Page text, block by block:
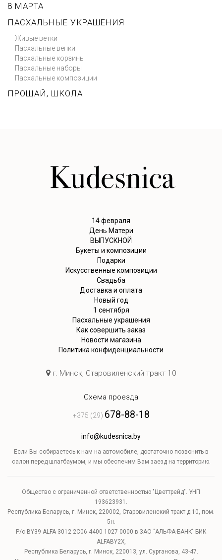
8 МАРТА
ПАСХАЛЬНЫЕ УКРАШЕНИЯ
Живые ветки
Пасхальные венки
Пасхальные корзины
Пасхальные наборы
Пасхальные композиции
ПРОЩАЙ, ШКОЛА
14 февраля
День Матери
ВЫПУСКНОЙ
Букеты и композиции
Подарки
Искусственные композиции
Свадьба
Доставка и оплата
Новый год
1 сентября
Пасхальные украшения
Как совершить заказ
Новости магазина
Политика конфиденциальности
г. Минск, Старовиленский тракт 10
Схема проезда
+375 (29) 678-88-18
info@kudesnica.by
Если Вы собираетесь к нам на автомобиле, достаточно позвонить в
салон перед шлагбаумом, и мы обеспечим Вам заезд на территорию.
Общество с ограниченной ответственностью "Цветтрейд". УНП
193623931.
Республика Беларусь, г. Минск, 220002, Старовиленский тракт д.10, пом.
5н.
Р/с BY39 ALFA 3012 2C06 4400 1027 0000 в ЗАО "АЛЬФА-БАНК" БИК
ALFABY2X,
Республика Беларусь, г. Минск, 220013, ул. Сурганова, 43-47.